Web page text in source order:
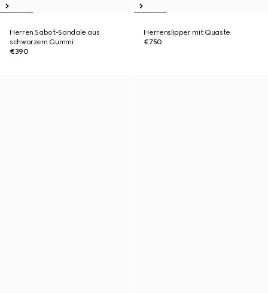
Herren Sabot-Sandale aus
schwarzem Gummi
€390
Herrenslipper mit Quaste
€750